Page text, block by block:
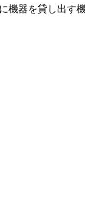
器を貸し出す